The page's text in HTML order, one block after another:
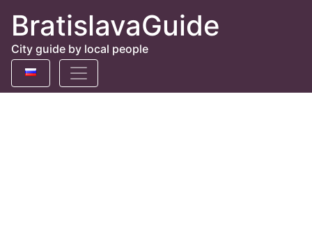
BratislavaGuide
City guide by local people